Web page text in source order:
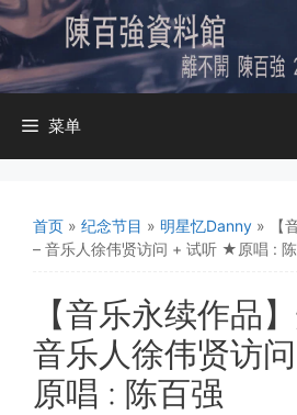
跳
至
内
容
菜单
首页 » 纪念节目 » 明星忆Danny »
【
– 音乐人徐伟贤访问 + 试听 ★原唱 :
【音乐永续作品
音乐人徐伟贤访
原唱 : 陈百强